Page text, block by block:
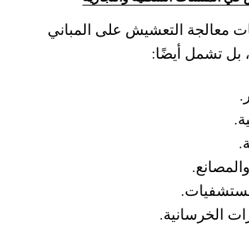
معالجة التعشيش على المباني
بل تشمل أيضًا:
الخرسانية.